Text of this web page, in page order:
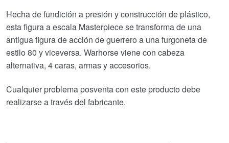
original
era:
€196.65.
actual
es:
€165.91.
Hecha de fundición a presión y construcción de plástico,
esta figura a escala Masterpiece se transforma de una
antigua figura de acción de guerrero a una furgoneta de
estilo 80 y viceversa. Warhorse viene con cabeza
alternativa, 4 caras, armas y accesorios.
Cualquier problema posventa con este producto debe
realizarse a través del fabricante.